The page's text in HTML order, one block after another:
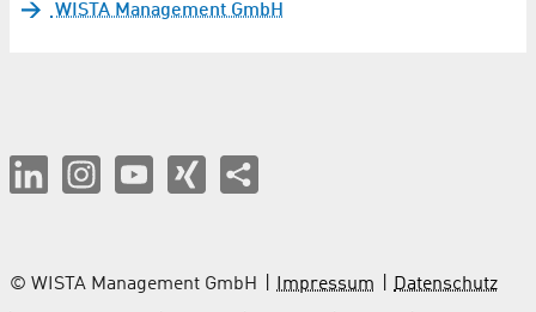
WISTA Management GmbH
© WISTA Management GmbH Impressum
Datenschutz